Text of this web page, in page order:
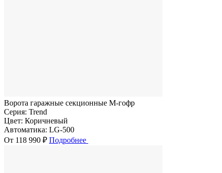
Ворота гаражные секционные M-гофр
Серия: Trend
Цвет: Коричневый
Автоматика: LG-500
От 118 990 ₽ Подробнее